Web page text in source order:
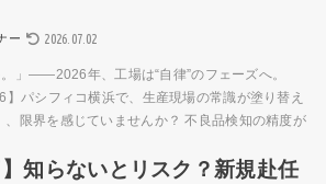
ー 2026.07.02
。」——2026年、工場は“自律”のフェーズへ。
】パシフィコ横浜で、生産現場の常識が塗り替え
、限界を感じていませんか？ 不良品検知の精度が
】知らないとリスク？新規赴任